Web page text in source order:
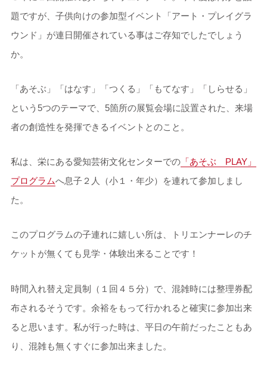
題ですが、子供向けの参加型イベント「アート・プレイグラ
ウンド」が連日開催されている事はご存知でしたでしょう
か。
「あそぶ」「はなす」「つくる」「もてなす」「しらせる」
という5つのテーマで、5箇所の展覧会場に設置された、来場
者の創造性を発揮できるイベントとのこと。
私は、栄にある愛知芸術文化センターでの「あそぶ PLAY」
プログラムへ息子２人（小１・年少）を連れて参加しまし
た。
このプログラムの子連れに嬉しい所は、トリエンナーレのチ
ケットが無くても見学・体験出来ることです！
時間入れ替え定員制（１回４５分）で、混雑時には整理券配
布されるそうです。余裕をもって行かれると確実に参加出来
ると思います。私が行った時は、平日の午前だったこともあ
り、混雑も無くすぐに参加出来ました。